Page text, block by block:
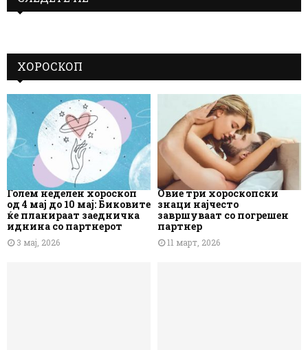
ХОРОСКОП
Голем неделен хороскоп
од 4 мај до 10 мај: Биковите
ќе планираат заедничка
иднина со партнерот
3 мај, 2026
Овие три хороскопски
знаци најчесто
завршуваат со погрешен
партнер
11 март, 2026